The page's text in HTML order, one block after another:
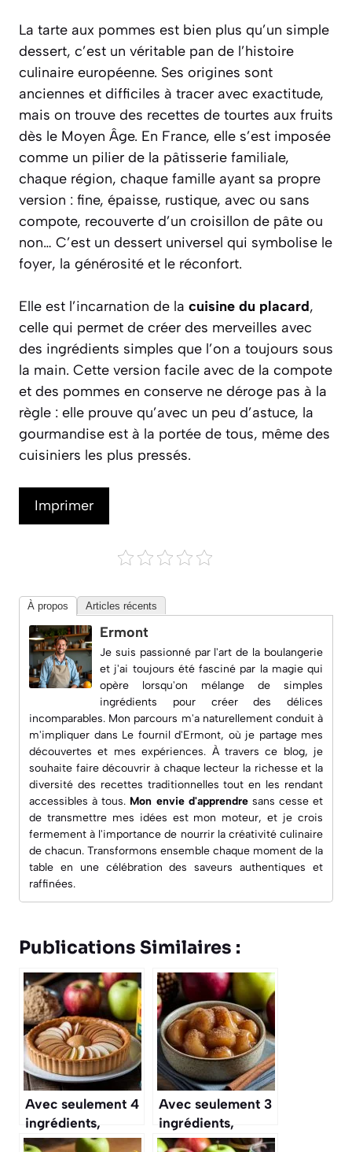
La tarte aux pommes est bien plus qu’un simple
dessert, c’est un véritable pan de l’histoire
culinaire européenne. Ses origines sont
anciennes et difficiles à tracer avec exactitude,
mais on trouve des recettes de tourtes aux fruits
dès le Moyen Âge. En France, elle s’est imposée
comme un pilier de la pâtisserie familiale,
chaque région, chaque famille ayant sa propre
version : fine, épaisse, rustique, avec ou sans
compote, recouverte d’un croisillon de pâte ou
non… C’est un dessert universel qui symbolise le
foyer, la générosité et le réconfort.
Elle est l’incarnation de la cuisine du placard,
celle qui permet de créer des merveilles avec
des ingrédients simples que l’on a toujours sous
la main. Cette version facile avec de la compote
et des pommes en conserve ne déroge pas à la
règle : elle prouve qu’avec un peu d’astuce, la
gourmandise est à la portée de tous, même des
cuisiniers les plus pressés.
Imprimer
À propos Articles récents
Ermont
Je suis passionné par l'art de la boulangerie
et j'ai toujours été fasciné par la magie qui
opère lorsqu'on mélange de simples
ingrédients pour créer des délices
incomparables. Mon parcours m'a naturellement conduit à
m'impliquer dans Le fournil d'Ermont, où je partage mes
découvertes et mes expériences. À travers ce blog, je
souhaite faire découvrir à chaque lecteur la richesse et la
diversité des recettes traditionnelles tout en les rendant
accessibles à tous. Mon envie d'apprendresans cesse et
de transmettre mes idées est mon moteur, et je crois
fermement à l'importance de nourrir la créativité culinaire
de chacun. Transformons ensemble chaque moment de la
table en une célébration des saveurs authentiques et
raffinées.
Publications Similaires :
Avec seulement 4
ingrédients,
réalisez la tarte
Avec seulement 3
ingrédients,
réalisez la